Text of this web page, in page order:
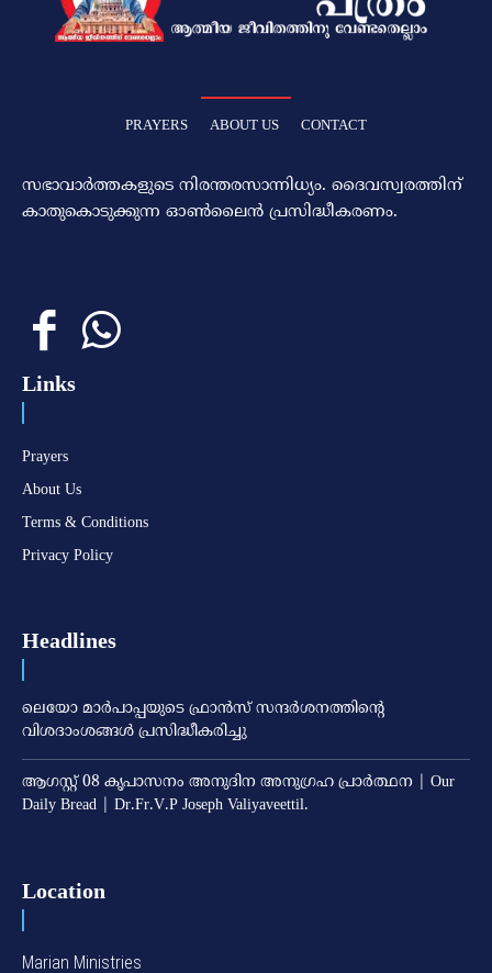
PRAYERS ABOUT US CONTACT
സഭാവാര്‍ത്തകളുടെ നിരന്തരസാന്നിധ്യം. ദൈവസ്വരത്തിന്‌
കാതുകൊടുക്കുന്ന ഓണ്‍ലൈന്‍ പ്രസിദ്ധീകരണം.
Links
Prayers
About Us
Terms & Conditions
Privacy Policy
Headlines
ലെയോ മാര്‍പാപ്പയുടെ ഫ്രാന്‍സ് സന്ദര്‍ശനത്തിന്റെ
വിശദാംശങ്ങള്‍ പ്രസിദ്ധീകരിച്ചു
ആഗസ്റ്റ് 08 കൃപാസനം അനുദിന അനുഗ്രഹ പ്രാർത്ഥന | Our
Daily Bread | Dr.Fr.V.P Joseph Valiyaveettil.
Location
Marian Ministries